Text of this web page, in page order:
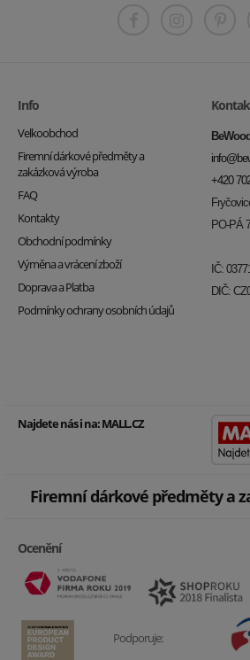
Info
Velkoobchod
Firemní dárkové předměty a
zakázková výroba
FAQ
Kontakty
Obchodní podmínky
Výměna a vrácení zboží
Doprava a Platba
Podmínky ochrany osobních údajů
+420
PO-PÁ
IČ:
DIČ:
Najdete nás i na:MALL.CZ
Firemní dárkové předměty a
Ocenění
Podporuje: